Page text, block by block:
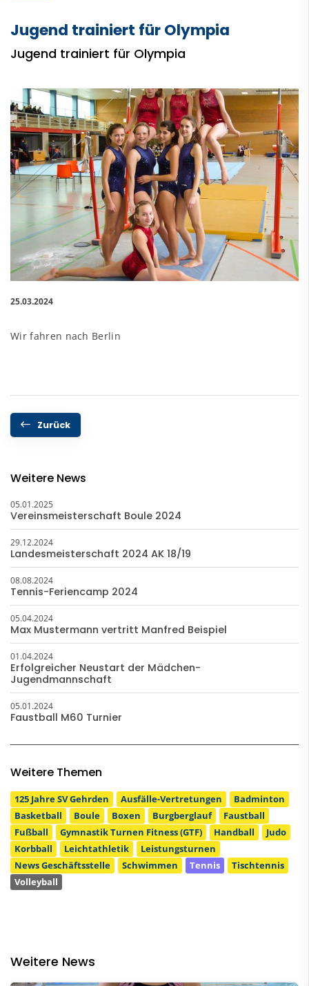
Jugend trainiert für Olympia
Jugend trainiert für Olympia
25.03.2024
Wir fahren nach Berlin
Zurück
Weitere News
05.01.2025
Vereinsmeisterschaft Boule 2024
29.12.2024
Landesmeisterschaft 2024 AK 18/19
08.08.2024
Tennis-Feriencamp 2024
05.04.2024
Max Mustermann vertritt Manfred Beispiel
01.04.2024
Erfolgreicher Neustart der Mädchen-
Jugendmannschaft
05.01.2024
Faustball M60 Turnier
Weitere Themen
125 Jahre SV Gehrden Ausfälle-Vertretungen
Badminton
Basketball
Boule Boxen Burgberglauf
Faustball
Fußball
Gymnastik Turnen Fitness (GTF) Handball
Judo
Korbball
Leichtathletik
Leistungsturnen
News Geschäftsstelle
Schwimmen Tennis
Tischtennis
Volleyball
Weitere News